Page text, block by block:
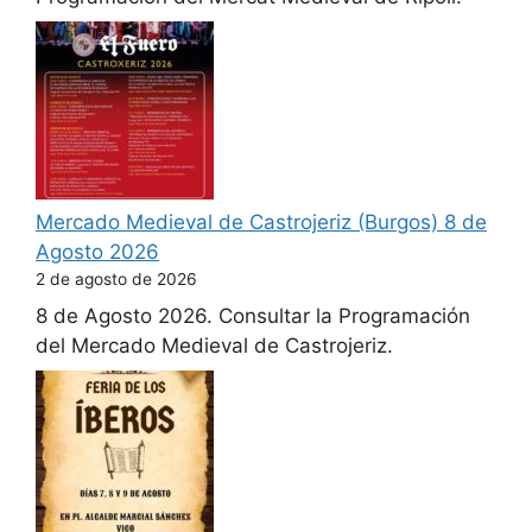
Mercado Medieval de Castrojeriz (Burgos) 8 de
Agosto 2026
2 de agosto de 2026
8 de Agosto 2026. Consultar la Programación
del Mercado Medieval de Castrojeriz.